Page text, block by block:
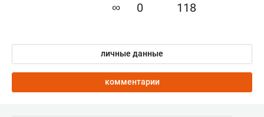
∞ 0 118
личные данные
комментарии